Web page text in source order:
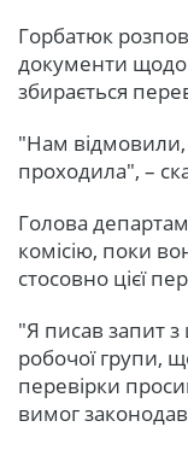
Горбатюк
документи щодо
збирається
"Нам відмовили,
проходила", –
Голова
комісію, поки
стосовно цієї
"Я писав запит
робочої групи,
перевірки
вимог